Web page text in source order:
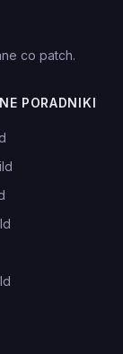
co patch.
PORADNIKI